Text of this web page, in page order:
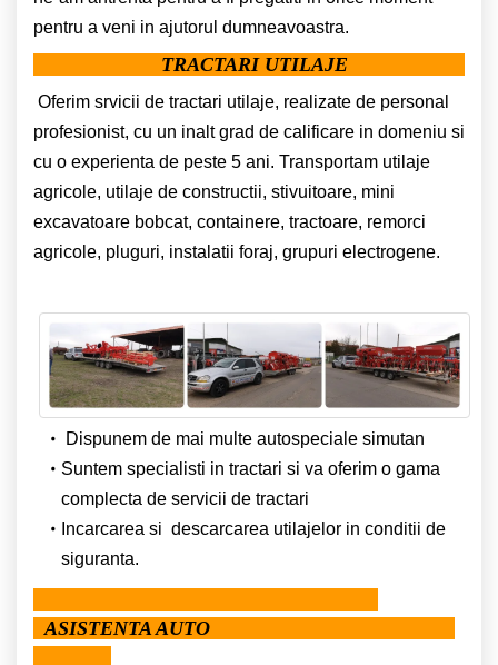
pentru a veni in ajutorul dumneavoastra.
TRACTARI UTILAJE
Oferim srvicii de tractari utilaje, realizate de personal
profesionist, cu un inalt grad de calificare in domeniu si
cu o experienta de peste 5 ani. Transportam utilaje
agricole, utilaje de constructii, stivuitoare, mini
excavatoare bobcat, containere, tractoare, remorci
agricole, pluguri, instalatii foraj, grupuri electrogene.
Dispunem de mai multe autospeciale simutan
Suntem specialisti in tractari si va oferim o gama
complecta de servicii de tractari
Incarcarea si descarcarea utilajelor in conditii de
siguranta.
ASISTENTA AUTO